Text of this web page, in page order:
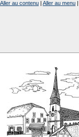
Aller au contenu | Aller au menu |